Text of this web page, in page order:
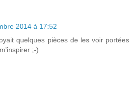
2014 à 17:52
quelques pièces de les voir portées
;-)